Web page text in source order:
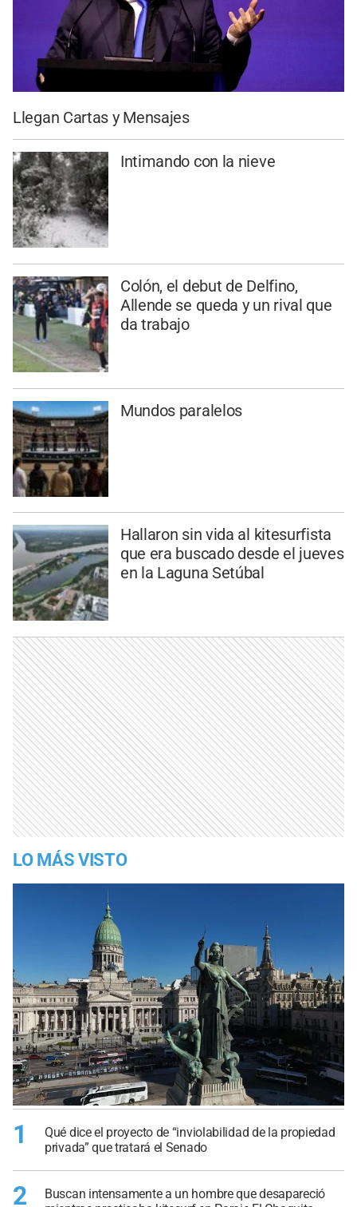
Llegan Cartas y Mensajes
Intimando con la nieve
Colón, el debut de Delfino,
Allende se queda y un rival que
da trabajo
Mundos paralelos
Hallaron sin vida al kitesurfista
que era buscado desde el jueves
en la Laguna Setúbal
LO MÁS VISTO
1
Qué dice el proyecto de “inviolabilidad de la propiedad
privada” que tratará el Senado
2
Buscan intensamente a un hombre que desapareció